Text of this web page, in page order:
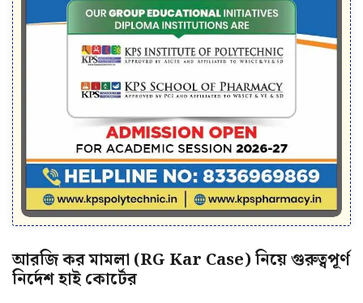
আরজি কর মামলা (RG Kar Case) নিয়ে গুরুত্বপূর্ণ
নির্দেশ হাই কোর্টের